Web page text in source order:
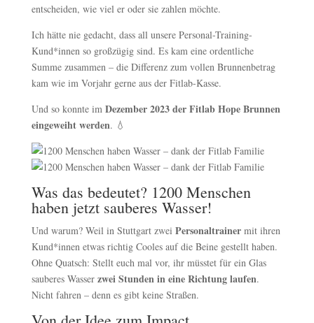
entscheiden, wie viel er oder sie zahlen möchte.
Ich hätte nie gedacht, dass all unsere Personal-Training-
Kund*innen so großzügig sind. Es kam eine ordentliche
Summe zusammen – die Differenz zum vollen Brunnenbetrag
kam wie im Vorjahr gerne aus der Fitlab-Kasse.
Und so konnte im Dezember 2023 der Fitlab Hope Brunnen
eingeweiht werden. 💧
Was das bedeutet? 1200 Menschen
haben jetzt sauberes Wasser!
Und warum? Weil in Stuttgart zwei Personaltrainermit ihren
Kund*innen etwas richtig Cooles auf die Beine gestellt haben.
Ohne Quatsch: Stellt euch mal vor, ihr müsstet für ein Glas
sauberes Wasser zwei Stunden in eine Richtung laufen.
Nicht fahren – denn es gibt keine Straßen.